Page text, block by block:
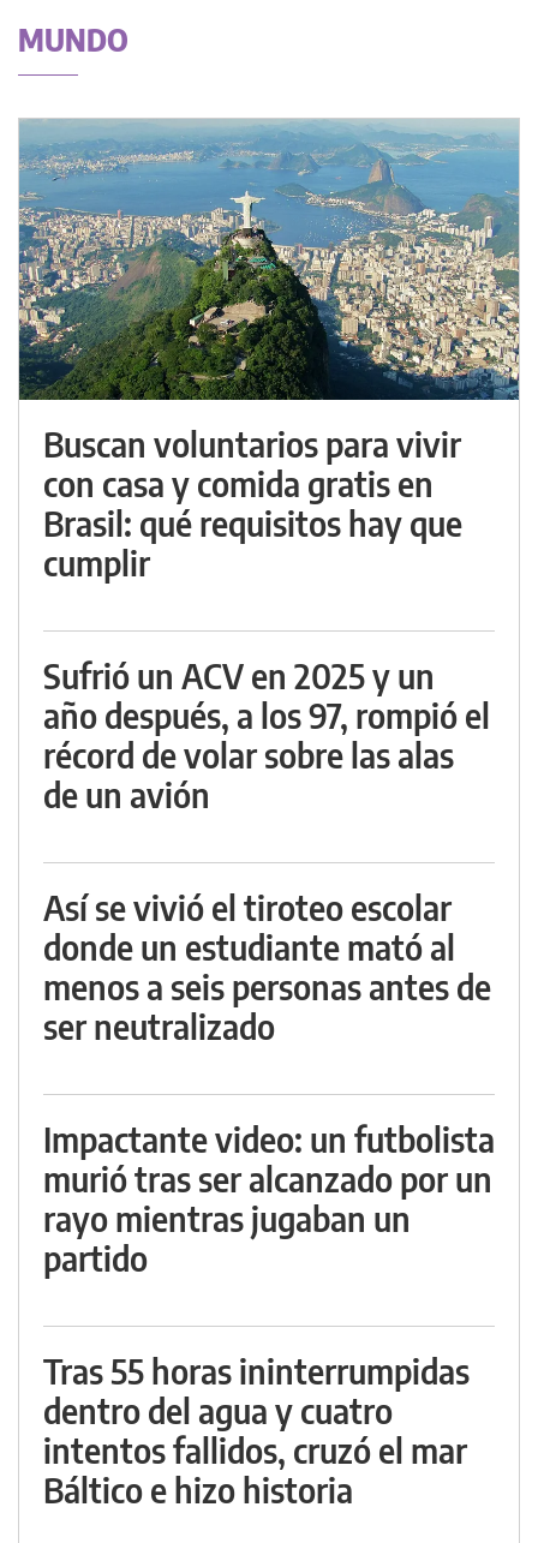
MUNDO
Buscan voluntarios para vivir
con casa y comida gratis en
Brasil: qué requisitos hay que
cumplir
Sufrió un ACV en 2025 y un
año después, a los 97, rompió el
récord de volar sobre las alas
de un avión
Así se vivió el tiroteo escolar
donde un estudiante mató al
menos a seis personas antes de
ser neutralizado
Impactante video: un futbolista
murió tras ser alcanzado por un
rayo mientras jugaban un
partido
Tras 55 horas ininterrumpidas
dentro del agua y cuatro
intentos fallidos, cruzó el mar
Báltico e hizo historia